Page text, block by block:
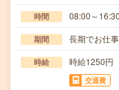
時間 08:00～
期間 長期でお仕
時給 時給1250円
交通費